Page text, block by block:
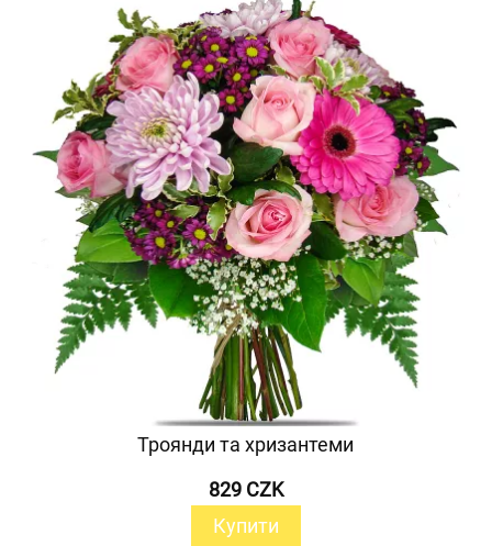
Троянди та хризантеми
829 CZK
Купити